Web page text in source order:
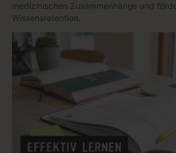
medizinischen Zusammenhänge und
Wissensretention.